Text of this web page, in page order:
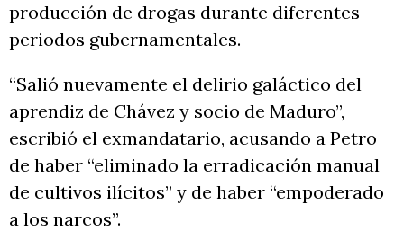
producción de drogas durante diferentes
periodos gubernamentales.
“Salió nuevamente el delirio galáctico del
aprendiz de Chávez y socio de Maduro”,
escribió el exmandatario, acusando a Petro
de haber “eliminado la erradicación manual
de cultivos ilícitos” y de haber “empoderado
a los narcos”.